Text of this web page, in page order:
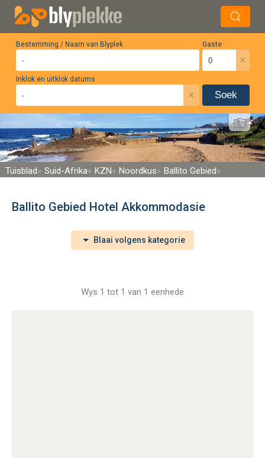
Bestemming / Naam van Blyplek Gaste
×
Inklok en uitklok datums
× Soek
Tuisblad Suid-Afrika KZN Noordkus Ballito Gebied
Ballito Gebied Hotel Akkommodasie
Blaai volgens kategorie
Wys 1 tot 1 van 1 eenhede